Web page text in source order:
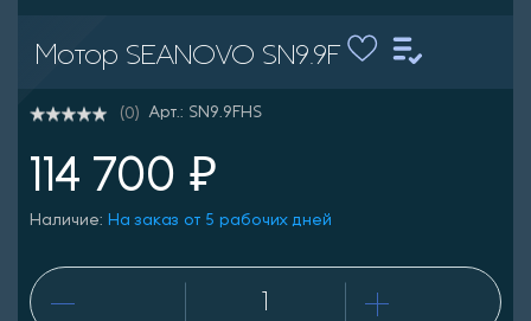
Мотор SEANOVO SN9.9F
(0) Арт.: SN9.9FHS
114 700 ₽
Наличие: На заказ от 5 рабочих дней